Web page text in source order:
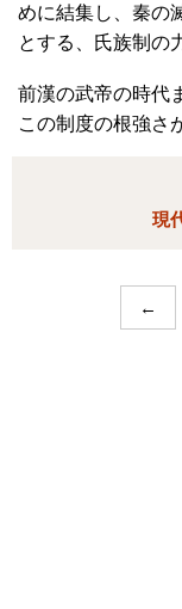
めに結集し、秦の
とする、氏族制の
前漢の武帝の時代
この制度の根強さ
現
←